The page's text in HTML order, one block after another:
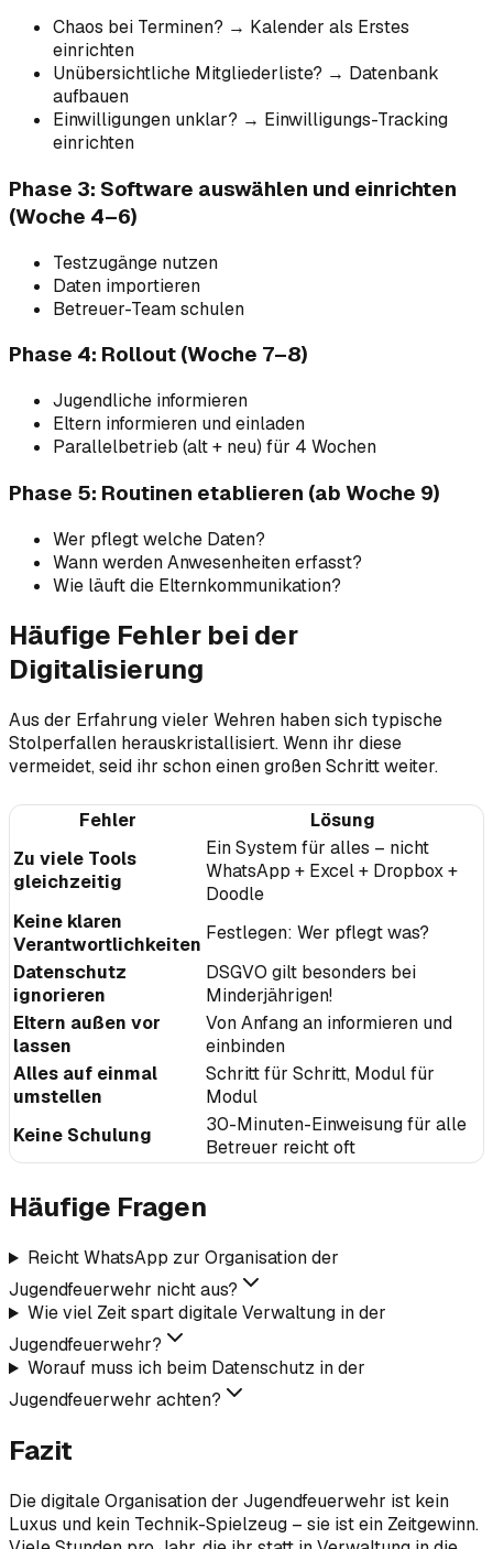
Chaos bei Terminen? → Kalender als Erstes
einrichten
Unübersichtliche Mitgliederliste? → Datenbank
aufbauen
Einwilligungen unklar? → Einwilligungs-Tracking
einrichten
Phase 3: Software auswählen und einrichten
(Woche 4–6)
Testzugänge nutzen
Daten importieren
Betreuer-Team schulen
Phase 4: Rollout (Woche 7–8)
Jugendliche informieren
Eltern informieren und einladen
Parallelbetrieb (alt + neu) für 4 Wochen
Phase 5: Routinen etablieren (ab Woche 9)
Wer pflegt welche Daten?
Wann werden Anwesenheiten erfasst?
Wie läuft die Elternkommunikation?
Häufige Fehler bei der
Digitalisierung
Aus der Erfahrung vieler Wehren haben sich typische
Stolperfallen herauskristallisiert. Wenn ihr diese
vermeidet, seid ihr schon einen großen Schritt weiter.
Fehler
Lösung
Zu viele Tools
gleichzeitig
Ein System für alles – nicht
WhatsApp + Excel + Dropbox +
Doodle
Keine klaren
Verantwortlichkeiten
Festlegen: Wer pflegt was?
Datenschutz
ignorieren
DSGVO gilt besonders bei
Minderjährigen!
Eltern außen vor
lassen
Von Anfang an informieren und
einbinden
Alles auf einmal
umstellen
Schritt für Schritt, Modul für
Modul
Keine Schulung
30-Minuten-Einweisung für alle
Betreuer reicht oft
Häufige Fragen
Reicht WhatsApp zur Organisation der
Jugendfeuerwehr nicht aus?
Wie viel Zeit spart digitale Verwaltung in der
Jugendfeuerwehr?
Worauf muss ich beim Datenschutz in der
Jugendfeuerwehr achten?
Fazit
Die digitale Organisation der Jugendfeuerwehr ist kein
Luxus und kein Technik-Spielzeug – sie ist ein Zeitgewinn.